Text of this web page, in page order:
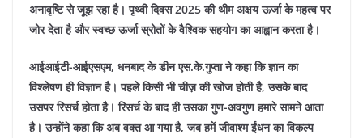
अनावृष्टि से जूझ रहा है। पृथ्वी दिवस 2025 की थीम अक्षय ऊर्जा के महत्व पर
जोर देता है और स्वच्छ ऊर्जा स्रोतों के वैश्विक सहयोग का आह्वान करता है।
आईआईटी-आईएसएम, धनबाद के डीन एस.के.गुप्ता ने कहा कि ज्ञान का
विश्लेषण ही विज्ञान है। पहले किसी भी चीज़ की खोज होती है, उसके बाद
उसपर रिसर्च होता है। रिसर्च के बाद ही उसका गुण-अवगुण हमारे सामने आता
है। उन्होंने कहा कि अब वक्त आ गया है, जब हमें जीवाश्म ईंधन का विकल्प